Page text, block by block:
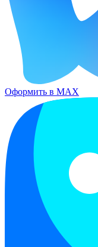
Оформить в MAX